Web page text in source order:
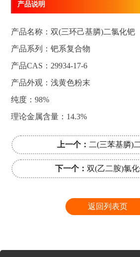
产品说明
产品名称：双(三环己基膦)二氯化钯
产品系列：钯系复合物
产品CAS：29934-17-6
产品外观：浅黄色粉末
纯度：98%
理论金属含量：14.3%
上一个： 二(三苯基膦)
下一个： 双(乙二胺)氯化
返回列表页